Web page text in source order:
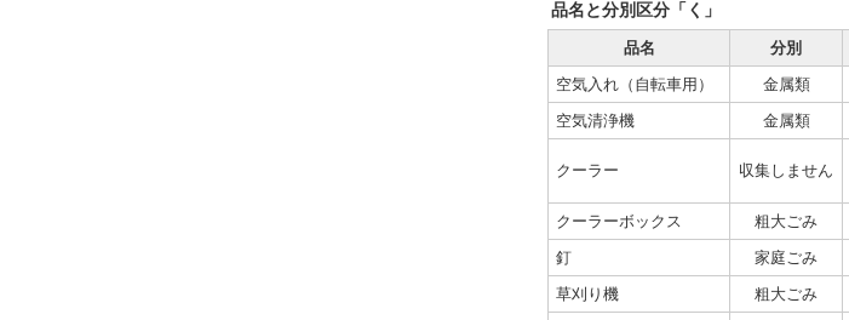
品名と分別区分「く」
品名 分別
空気入れ（自転車用）
金属類
空気清浄機
金属類
クーラー 収集しません
クーラーボックス
粗大ごみ
釘
家庭ごみ
草刈り機
粗大ごみ